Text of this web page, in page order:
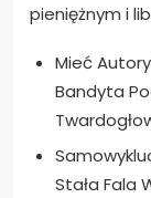
pieniężnym i
Mieć
Bandyta
Stała Fala